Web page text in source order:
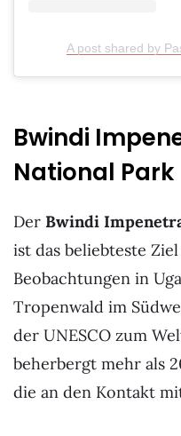
A post shared by
Bwindi
National Park
Der Bwindi
ist das beliebteste
Beobachtungen in
Tropenwald im
der UNESCO zum
beherbergt mehr als
die an den Kontakt